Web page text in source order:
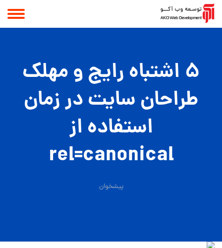
5 اشتباه رایج و مهلک
طراحان سایت در زمان
استفاده از
rel=canonical
پیشخوان